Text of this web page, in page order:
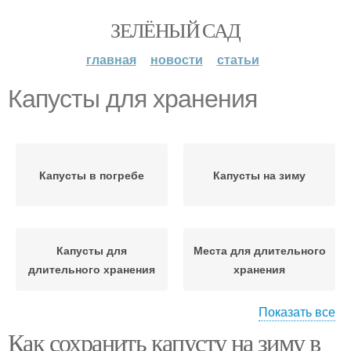
ЗЕЛЁНЫЙ САД
главная новости статьи
Капусты для хранения
Капусты в погребе Капусты на зиму
Капусты для
длительного хранения
Места для длительного
хранения
Капусты в целлофане
Показать все
Как сохранить капусту на зиму в